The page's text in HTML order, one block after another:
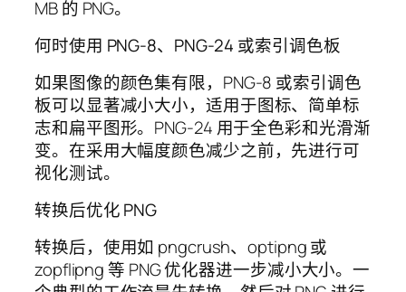
MB 的 PNG。
何时使用 PNG-8、PNG-24 或索引调色板
如果图像的颜色集有限，PNG-8 或索引调色
板可以显著减小大小，适用于图标、简单标
志和扁平图形。PNG-24 用于全色彩和光滑渐
变。在采用大幅度颜色减少之前，先进行可
视化测试。
转换后优化 PNG
转换后，使用如 pngcrush、optipng 或
zopflipng 等 PNG 优化器进一步减小大小。一